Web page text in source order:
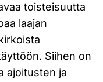
toisteisuutta
laajan
Siihen on
ajoitusten ja